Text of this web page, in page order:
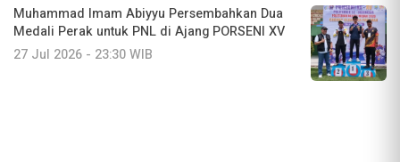
Muhammad Imam Abiyyu Persembahkan Dua
Medali Perak untuk PNL di Ajang PORSENI XV
27 Jul 2026 - 23:30 WIB